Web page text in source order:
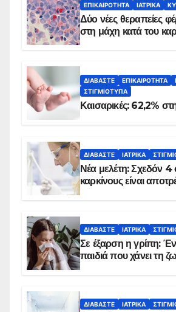
ΕΠΙΚΑΙΡΌΤΗΤΑ ΙΑΤΡΙΚΆ
Δύο νέες θεραπείες
στη μάχη κατά του
ΔΙΑΒΆΣΤΕ ΕΠΙΚΑΙΡΌΤΗΤΑ
ΣΤΙΓΜΙΌΤΥΠΑ
Καισαρικές: 62,2%
ΔΙΑΒΆΣΤΕ ΙΑΤΡΙΚΆ
Νέα μελέτη: Σχεδόν 4
καρκίνους είναι
ΔΙΑΒΆΣΤΕ ΙΑΤΡΙΚΆ
Σε έξαρση η γρίπη:
παιδιά που χάνει τη
ΔΙΑΒΆΣΤΕ ΙΑΤΡΙΚΆ